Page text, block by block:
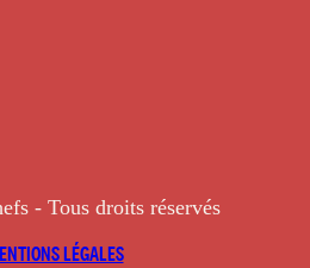
- Tous droits réservés
LÉGALES